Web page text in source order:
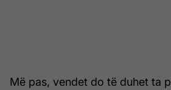
Më pas, vendet do të duhet ta